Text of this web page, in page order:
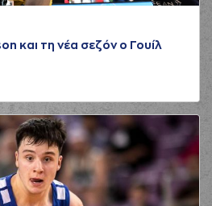
και τη νέα σεζόν ο Γουίλ